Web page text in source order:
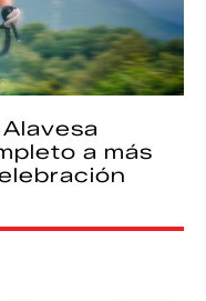
a más